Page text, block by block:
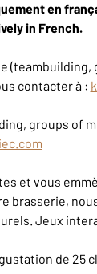
en
in French.
(teambuilding,
contacter à :
groups of
et vous
brasserie,
Jeux
de 25